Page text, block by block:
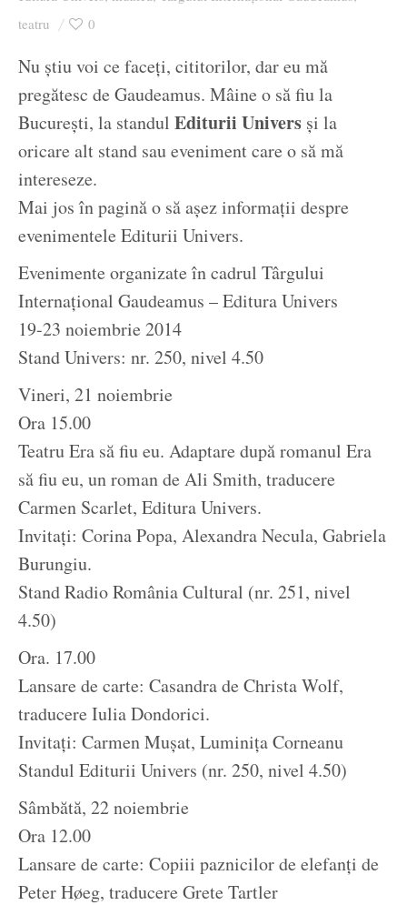
teatru 0
Nu știu voi ce faceți, cititorilor, dar eu mă
pregătesc de Gaudeamus. Mâine o să fiu la
București, la standul Editurii Univers și la
oricare alt stand sau eveniment care o să mă
intereseze.
Mai jos în pagină o să așez informații despre
evenimentele Editurii Univers.
Evenimente organizate în cadrul Târgului
Internațional Gaudeamus – Editura Univers
19-23 noiembrie 2014
Stand Univers: nr. 250, nivel 4.50
Vineri, 21 noiembrie
Ora 15.00
Teatru Era să fiu eu. Adaptare după romanul Era
să fiu eu, un roman de Ali Smith, traducere
Carmen Scarlet, Editura Univers.
Invitați: Corina Popa, Alexandra Necula, Gabriela
Burungiu.
Stand Radio România Cultural (nr. 251, nivel
4.50)
Ora. 17.00
Lansare de carte: Casandra de Christa Wolf,
traducere Iulia Dondorici.
Invitați: Carmen Mușat, Luminița Corneanu
Standul Editurii Univers (nr. 250, nivel 4.50)
Sâmbătă, 22 noiembrie
Ora 12.00
Lansare de carte: Copiii paznicilor de elefanți de
Peter Høeg, traducere Grete Tartler